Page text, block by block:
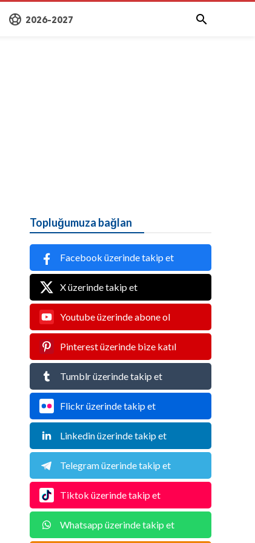
sports_soccer 2026-2027 
Topluğumuza bağlan
Facebook üzerinde takip et
X üzerinde takip et
Youtube üzerinde abone ol
Pinterest üzerinde bize katıl
Tumblr üzerinde takip et
Flickr üzerinde takip et
Linkedin üzerinde takip et
Telegram üzerinde takip et
Tiktok üzerinde takip et
Whatsapp üzerinde takip et